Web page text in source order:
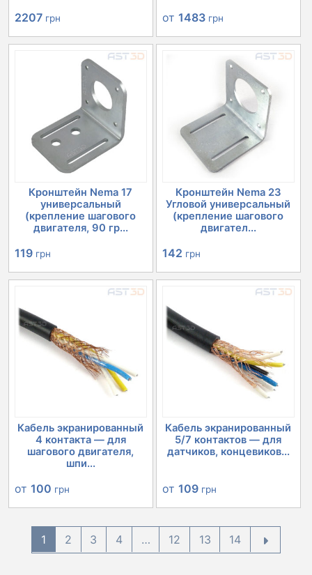
2207 грн от 1483 грн
Кронштейн Nema 17
универсальный
(крепление шагового
двигателя, 90 гр...
119 грн
Кронштейн Nema 23
Угловой универсальный
(крепление шагового
двигател...
142 грн
Кабель экранированный
4 контакта — для
шагового двигателя,
шпи...
от 100 грн
Кабель экранированный
5/7 контактов — для
датчиков, концевиков...
от 109 грн
1 2 3 4 … 12 13 14